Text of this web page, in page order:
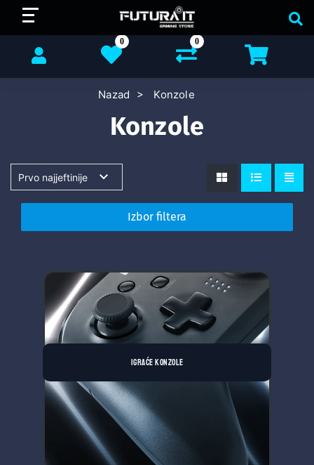
0
0
Nazad Konzole
Konzole
Izbor filtera
IGRAĆE KONZOLE